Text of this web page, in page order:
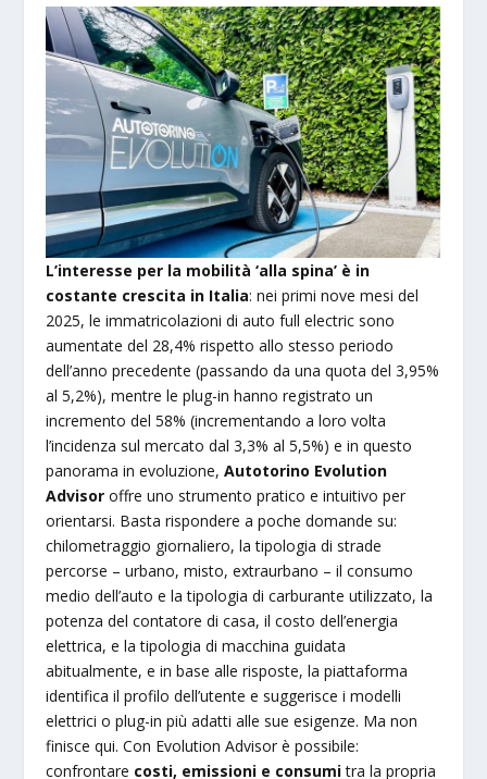
L’interesse per la mobilità ‘alla spina’ è in
costante crescita in Italia: nei primi nove mesi del
2025, le immatricolazioni di auto full electric sono
aumentate del 28,4% rispetto allo stesso periodo
dell’anno precedente (passando da una quota del 3,95%
al 5,2%), mentre le plug-in hanno registrato un
incremento del 58% (incrementando a loro volta
l’incidenza sul mercato dal 3,3% al 5,5%) e in questo
panorama in evoluzione,Autotorino Evolution
Advisor offre uno strumento pratico e intuitivo per
orientarsi. Basta rispondere a poche domande su:
chilometraggio giornaliero, la tipologia di strade
percorse – urbano, misto, extraurbano – il consumo
medio dell’auto e la tipologia di carburante utilizzato, la
potenza del contatore di casa, il costo dell’energia
elettrica, e la tipologia di macchina guidata
abitualmente, e in base alle risposte, la piattaforma
identifica il profilo dell’utente e suggerisce i modelli
elettrici o plug-in più adatti alle sue esigenze. Ma non
finisce qui. Con Evolution Advisor è possibile:
confrontare costi, emissioni e consumitra la propria